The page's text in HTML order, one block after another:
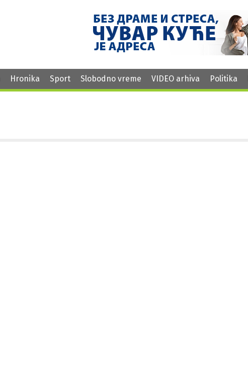
Hronika Sport Slobodno vreme VIDEO arhiva Politika